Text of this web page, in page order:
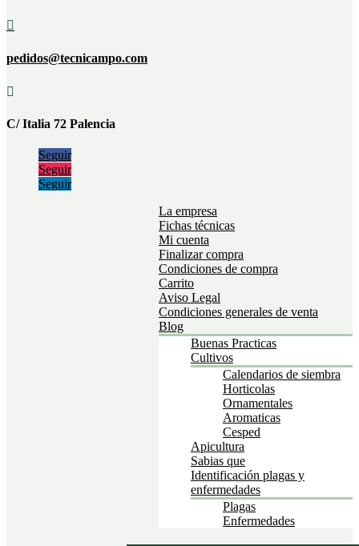

pedidos@tecnicampo.com

C/ Italia 72 Palencia
Seguir
Seguir
Seguir
La empresa
Fichas técnicas
Mi cuenta
Finalizar compra
Condiciones de compra
Carrito
Aviso Legal
Condiciones generales de venta
Blog
Buenas Practicas
Cultivos
Calendarios de siembra
Horticolas
Ornamentales
Aromaticas
Cesped
Apicultura
Sabias que
Identificación plagas y
enfermedades
Plagas
Enfermedades